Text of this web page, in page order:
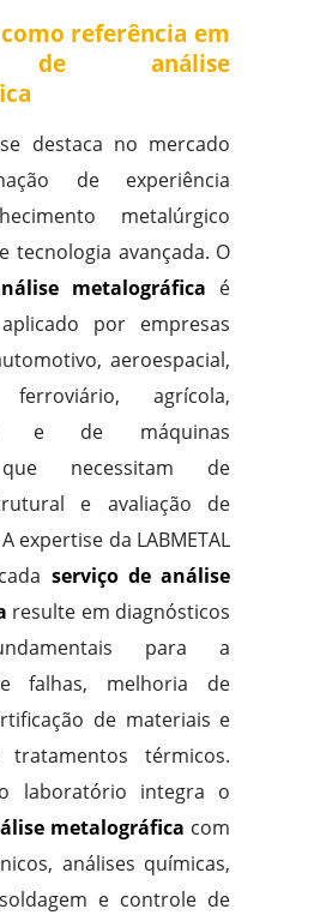
como referência em
de análise
se destaca no mercado
de experiência
metalúrgico
tecnologia avançada. O
metalográfica é
por empresas
aeroespacial,
ferroviário, agrícola,
e de máquinas
necessitam de
e avaliação de
expertise da LABMETAL
serviço de análise
resulte em diagnósticos
para a
falhas, melhoria de
de materiais e
tratamentos térmicos.
laboratório integra o
metalográfica com
análises químicas,
e controle de